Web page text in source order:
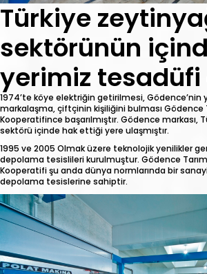
Türkiye
sektörünün
yerimiz
1974’te köye elektriğin getirilmesi, Gödence’nin
markalaşma, çiftçinin kişiliğini bulması Gödence
Kooperatifince başarılmıştır. Gödence markası,
sektörü içinde hak ettiği yere ulaşmıştır.
1995 ve 2005 Olmak üzere teknolojik yenilikler
depolama tesislileri kurulmuştur. Gödence
Kooperatifi şu anda dünya normlarında bir
depolama tesislerine sahiptir.